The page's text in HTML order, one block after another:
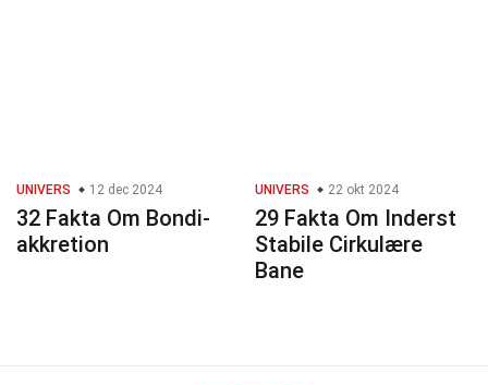
UNIVERS 12 dec 2024
32 Fakta Om Bondi-
akkretion
UNIVERS 22 okt 2024
29 Fakta Om Inderst
Stabile Cirkulære
Bane